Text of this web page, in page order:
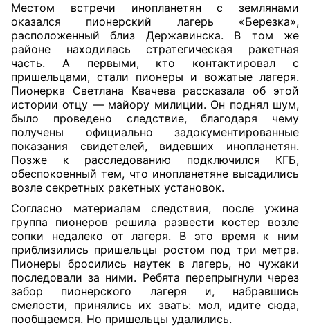
Местом встречи инопланетян с землянами
оказался пионерский лагерь «Березка»,
расположенный близ Державинска. В том же
районе находилась стратегическая ракетная
часть. А первыми, кто контактировал с
пришельцами, стали пионеры и вожатые лагеря.
Пионерка Светлана Квачева рассказала об этой
истории отцу — майору милиции. Он поднял шум,
было проведено следствие, благодаря чему
получены официально задокументированные
показания свидетелей, видевших инопланетян.
Позже к расследованию подключился КГБ,
обеспокоенный тем, что инопланетяне высадились
возле секретных ракетных установок.
Согласно материалам следствия, после ужина
группа пионеров решила развести костер возле
сопки недалеко от лагеря. В это время к ним
приблизились пришельцы ростом под три метра.
Пионеры бросились наутек в лагерь, но чужаки
последовали за ними. Ребята перепрыгнули через
забор пионерского лагеря и, набравшись
смелости, принялись их звать: мол, идите сюда,
пообщаемся. Но пришельцы удалились.